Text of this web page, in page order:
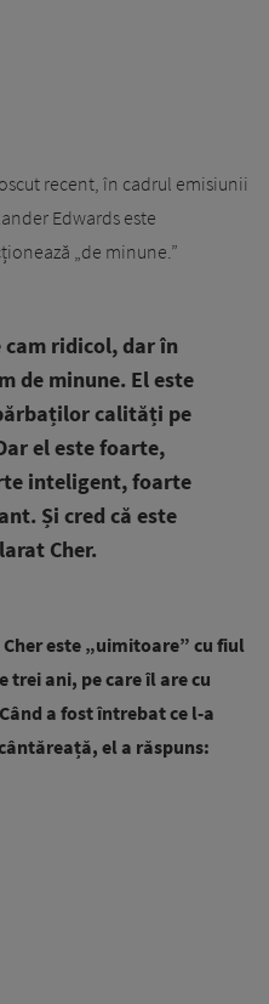
recent, în cadrul emisiunii
Edwards este
„de minune.”
cam ridicol, dar în
de minune. El este
calități pe
el este foarte,
inteligent, foarte
Și cred că este
Cher.
este „uimitoare” cu fiul
trei ani, pe care îl are cu
a fost întrebat ce l-a
el a răspuns: